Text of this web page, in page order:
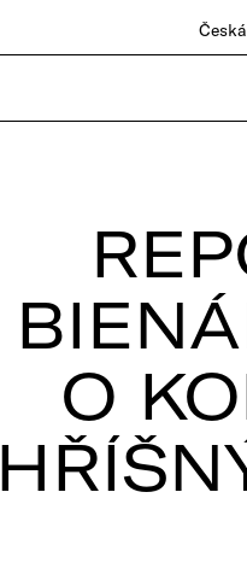
O